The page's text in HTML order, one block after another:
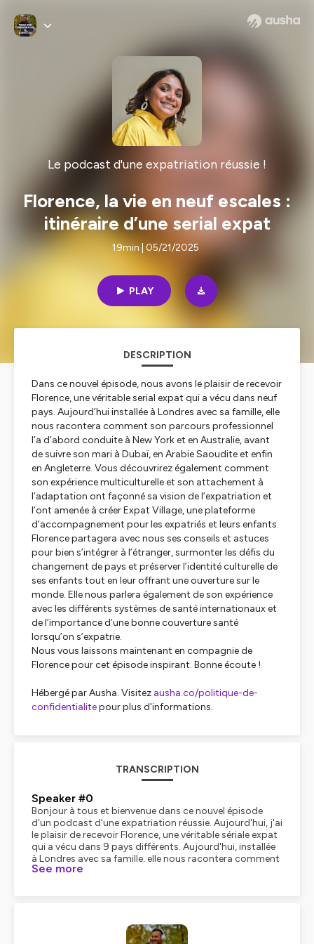
Le podcast d'une expatriation réussie !
Florence, la vie en neuf escales :
itinéraire d’une serial expat
19min | 05/21/2025
PLAY
DESCRIPTION
Dans ce nouvel épisode, nous avons le plaisir de recevoir
Florence, une véritable serial expat qui a vécu dans neuf
pays. Aujourd’hui installée à Londres avec sa famille, elle
nous racontera comment son parcours professionnel
l’a d’abord conduite à New York et en Australie, avant
de suivre son mari à Dubaï, en Arabie Saoudite et enfin
en Angleterre. Vous découvrirez également comment
son expérience multiculturelle et son attachement à
l’adaptation ont façonné sa vision de l’expatriation et
l’ont amenée à créerExpat Village, une plateforme
d’accompagnement pour les expatriés et leurs enfants.
Florence partagera avec nous ses conseils et astuces
pour bien s’intégrer à l’étranger, surmonter les défis du
changement de pays et préserver l’identité culturelle de
ses enfants tout en leur offrant une ouverture sur le
monde. Elle nous parlera également de son expérience
avec les différents systèmes de santé internationaux et
de l’importance d’une bonne couverture santé
lorsqu’on s’expatrie.
Nous vous laissons maintenant en compagnie de
Florence pour cet épisode inspirant. Bonne écoute !
Hébergé par Ausha. Visitez ausha.co/politique-de-
confidentialitepour plus d'informations.
TRANSCRIPTION
Speaker #0
Bonjour à tous et bienvenue dans ce nouvel épisode
d'un podcast d'une expatriation réussie. Aujourd'hui, j'ai
le plaisir de recevoir Florence, une véritable sériale expat
qui a vécu dans 9 pays différents. Aujourd'hui, installée
à Londres avec sa famille, elle nous racontera comment
son parcours professionnel l'ont d'abord conduite à
de l'expatriation. et l'ont conduite à créer Expat Village,
See more